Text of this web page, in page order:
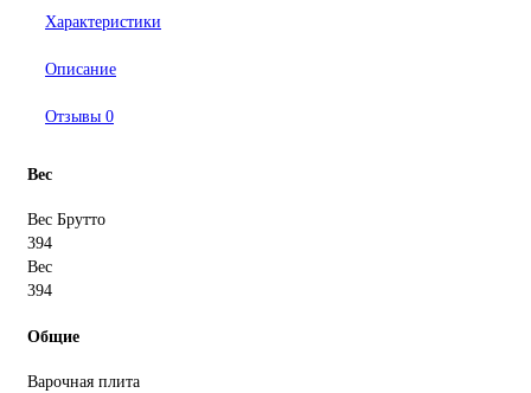
Характеристики
Описание
Отзывы 0
Вес
Вес Брутто
394
Вес
394
Общие
Варочная плита